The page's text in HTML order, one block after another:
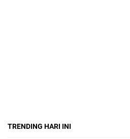
TRENDING HARI INI